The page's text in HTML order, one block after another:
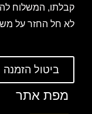
קבלתו, המשלוח
לא חל החזר על
ביטול הזמנה
מפת אתר